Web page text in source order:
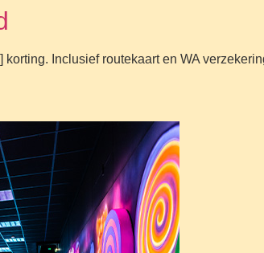
Inclusief routekaart en WA